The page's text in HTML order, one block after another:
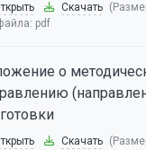
Скачать
pdf
о
Скачать